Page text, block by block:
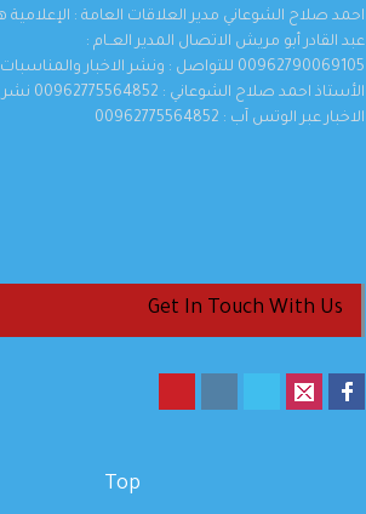
احمد صلاح الشوعاني مدير العلاقات العامة : الإعلامية
عبد القادر أبو مريش الاتصال المدير العــام :
00962790069105 للتواصل : ونشر الاخبار والمناسبات
الأستاذ احمد صلاح الشوعاني : 00962775564852 نشر
الاخبار عبر الوتس آب : 00962775564852
Get In Touch With Us
Top